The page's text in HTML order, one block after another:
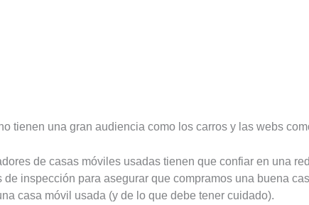
tienen una gran audiencia como los carros y las webs
de casas móviles usadas tienen que confiar en una
de inspección para asegurar que compramos una buena
casa móvil usada (y de lo que debe tener cuidado).